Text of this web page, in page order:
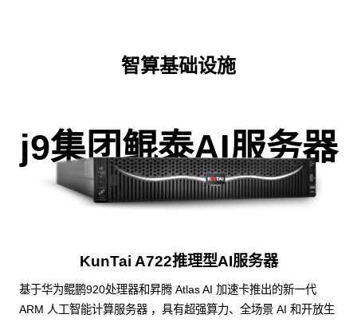
智算基础设施
j9集团鲲泰AI服务器
KunTai A722推理型AI服务器
基于华为鲲鹏920处理器和昇腾 Atlas AI 加速卡推出的新一代
ARM 人工智能计算服务器 ，具有超强算力、全场景 AI 和开放生